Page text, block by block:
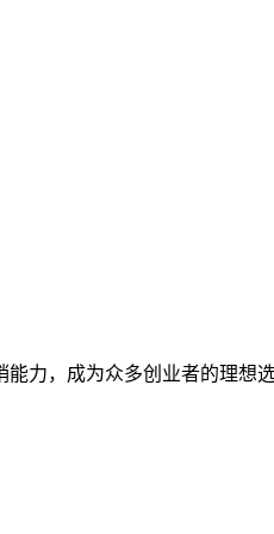
力，成为众多创业者的理想